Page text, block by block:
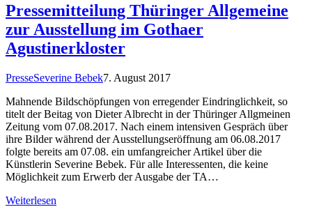
Pressemitteilung Thüringer Allgemeine
zur Ausstellung im Gothaer
Agustinerkloster
PresseSeverine Bebek7. August 2017
Mahnende Bildschöpfungen von erregender Eindringlichkeit, so
titelt der Beitag von Dieter Albrecht in der Thüringer Allgmeinen
Zeitung vom 07.08.2017. Nach einem intensiven Gespräch über
ihre Bilder während der Ausstellungseröffnung am 06.08.2017
folgte bereits am 07.08. ein umfangreicher Artikel über die
Künstlerin Severine Bebek. Für alle Interessenten, die keine
Möglichkeit zum Erwerb der Ausgabe der TA…
Weiterlesen